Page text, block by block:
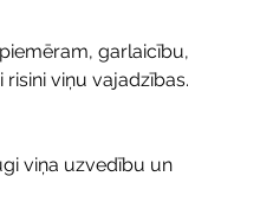
garlaicību,
viņu vajadzības.
viņa uzvedību un